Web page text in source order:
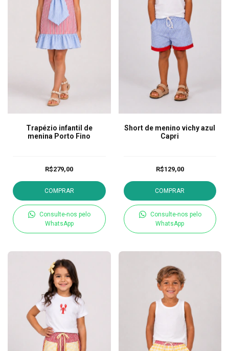
Trapézio infantil de
menina Porto Fino
R$279,00
COMPRAR
Consulte-nos pelo
WhatsApp
Short de menino vichy azul
Capri
R$129,00
COMPRAR
Consulte-nos pelo
WhatsApp